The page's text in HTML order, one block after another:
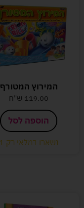
המירוץ המטורף
119.00 ש"ח
הוספה לסל
נשארו במלאי רק 1